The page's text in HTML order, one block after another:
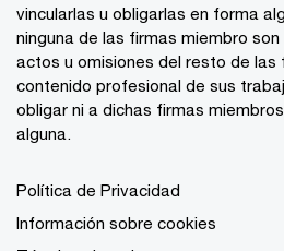
vincularlas u obligarlas en forma
ninguna de las firmas miembro
actos u omisiones del resto de las
contenido profesional de sus
obligar ni a dichas firmas
alguna.
Política de Privacidad
Información sobre cookies